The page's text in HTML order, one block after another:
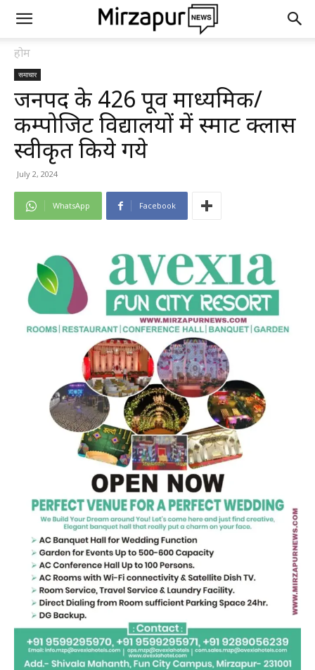
होम
समाचार
जनपद के 426 पूर्व माध्यमिक/
कम्पोजिट विद्यालयों में स्मार्ट क्लास
स्वीकृत किये गये
July 2, 2024
WhatsApp Facebook